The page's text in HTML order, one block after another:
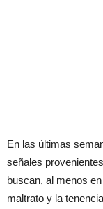
En las últimas
señales
buscan, al menos
maltrato y la